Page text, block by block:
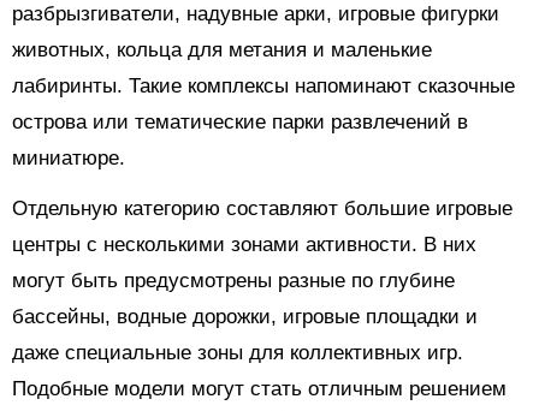
разбрызгиватели, надувные арки, игровые фигурки
животных, кольца для метания и маленькие
лабиринты. Такие комплексы напоминают сказочные
острова или тематические парки развлечений в
миниатюре.
Отдельную категорию составляют большие игровые
центры с несколькими зонами активности. В них
могут быть предусмотрены разные по глубине
бассейны, водные дорожки, игровые площадки и
даже специальные зоны для коллективных игр.
Подобные модели могут стать отличным решением